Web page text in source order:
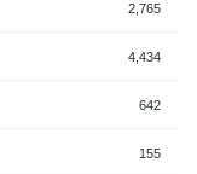
2,765
4,434
642
155